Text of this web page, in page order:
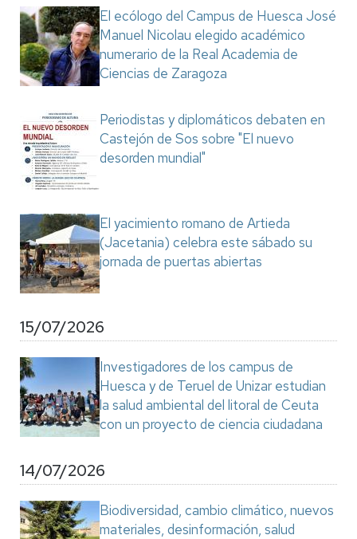
El ecólogo del Campus de Huesca José
Manuel Nicolau elegido académico
numerario de la Real Academia de
Ciencias de Zaragoza
Periodistas y diplomáticos debaten en
Castejón de Sos sobre "El nuevo
desorden mundial"
El yacimiento romano de Artieda
(Jacetania) celebra este sábado su
jornada de puertas abiertas
15/07/2026
Investigadores de los campus de
Huesca y de Teruel de Unizar estudian
la salud ambiental del litoral de Ceuta
con un proyecto de ciencia ciudadana
14/07/2026
Biodiversidad, cambio climático, nuevos
materiales, desinformación, salud